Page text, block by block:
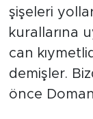
şişeleri
kurallarına
can
demişler.
önce